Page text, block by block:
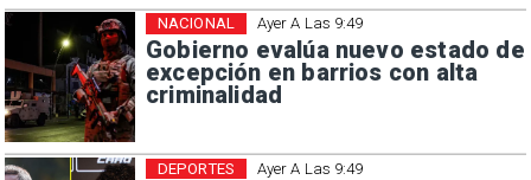
Ayer A Las 9:49
Gobierno evalúa nuevo estado de
excepción en barrios con alta
criminalidad
NACIONAL
Ayer A Las 9:49
DEPORTES